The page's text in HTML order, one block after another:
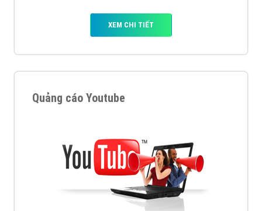
XEM CHI TIẾT
Quảng cáo Youtube